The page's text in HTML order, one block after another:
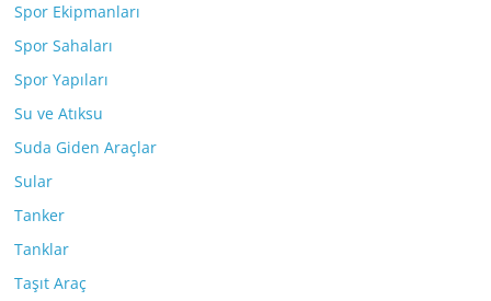
Spor Ekipmanları
Spor Sahaları
Spor Yapıları
Su ve Atıksu
Suda Giden Araçlar
Sular
Tanker
Tanklar
Taşıt Araç